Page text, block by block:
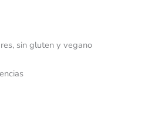
sin gluten y vegano